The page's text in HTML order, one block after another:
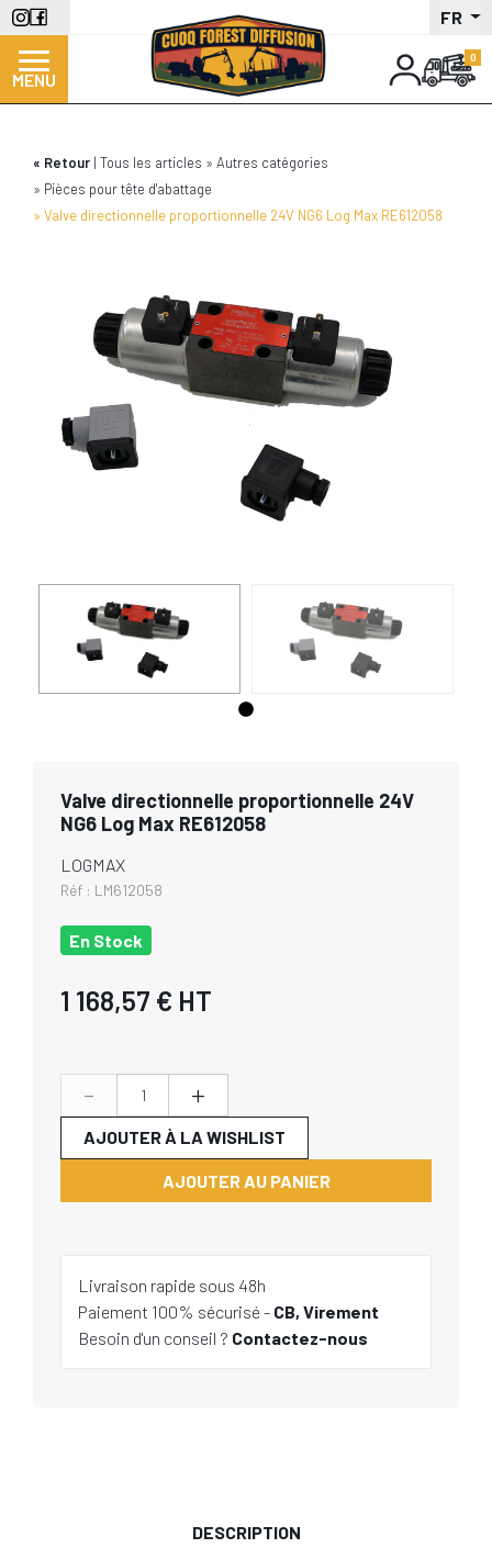
Aller
au
contenu
principal
FR
MENU
Retour Tous les articles
Autres catégories
Pièces pour tête d'abattage
Valve directionnelle proportionnelle 24V NG6 Log Max RE612058
Valve directionnelle proportionnelle 24V
NG6 Log Max RE612058
LOGMAX
Réf : LM612058
En Stock
1 168,57 € HT
- +
AJOUTER AU PANIER
AJOUTER À LA WISHLIST
Livraison rapide sous 48h
Paiement 100% sécurisé - CB, Virement
Besoin d'un conseil ? Contactez-nous
DESCRIPTION